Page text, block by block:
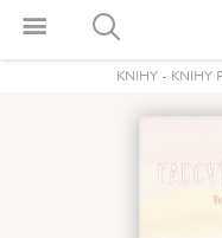
KNIHY - KNIHY